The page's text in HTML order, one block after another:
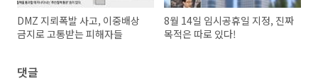
DMZ 지뢰폭발 사고, 이중배상
금지로 고통받는 피해자들
8월 14일 임시공휴일 지정, 진짜
목적은 따로 있다!
댓글